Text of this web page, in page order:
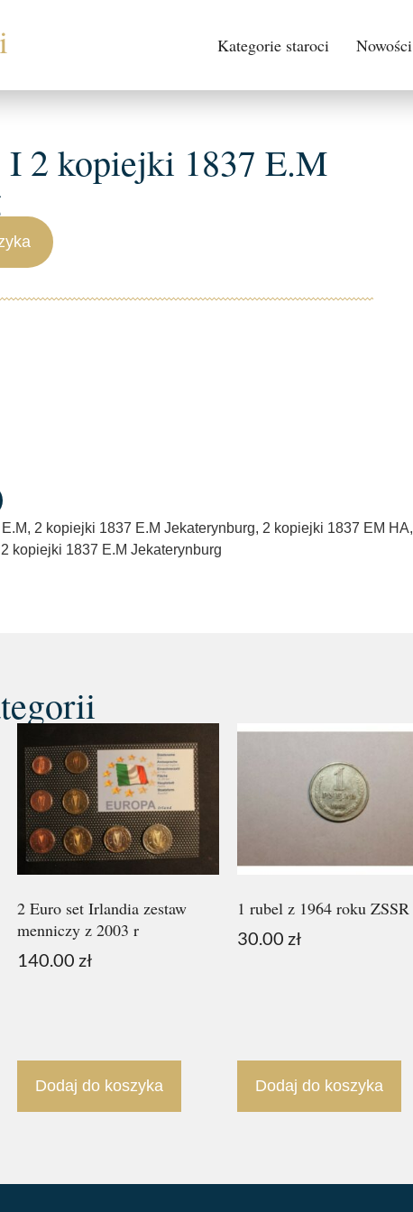
Kategorie staroci Nowości
I 2 kopiejki 1837 E.M
, 2 kopiejki 1837 E.M Jekaterynburg, 2 kopiejki 1837 EM HA,
2 kopiejki 1837 E.M Jekaterynburg
2 Euro set Irlandia zestaw
menniczy z 2003 r
140.00 zł
Dodaj do koszyka
1 rubel z 1964 roku ZSSR
30.00 zł
Dodaj do koszyka